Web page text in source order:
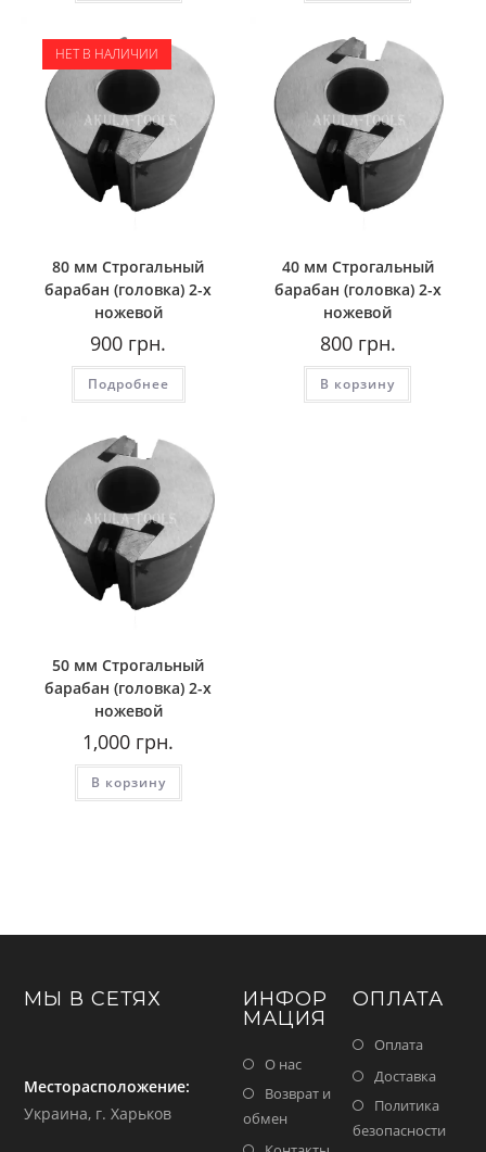
НЕТ В НАЛИЧИИ
80 мм Строгальный
барабан (головка) 2-х
ножевой
900 грн.
Подробнее
40 мм Строгальный
барабан (головка) 2-х
ножевой
800грн.
В корзину
50 мм Строгальный
барабан (головка) 2-х
ножевой
1,000 грн.
В корзину
МЫ В СЕТЯХ
Месторасположение:
Украина, г. Харьков
ИНФОР
МАЦИЯ
О нас
Возврат и
обмен
ОПЛАТА
Оплата
Доставка
Политика
безопасности